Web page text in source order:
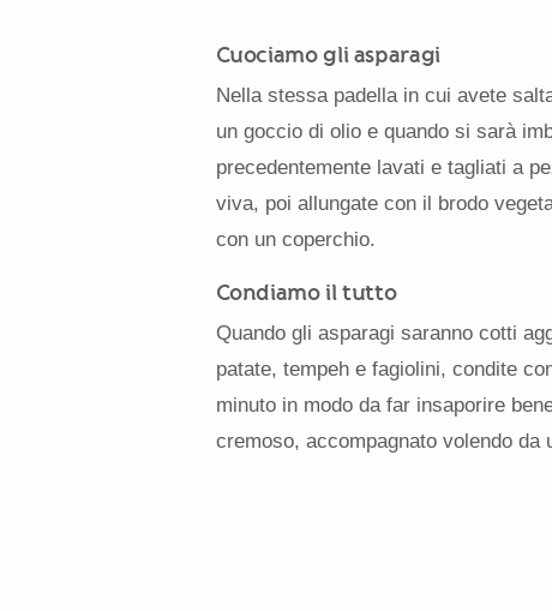
Cuociamo gli asparagi
Nella stessa padella in cui avete
un goccio di olio e quando si sarà
precedentemente lavati e tagliati a
viva, poi allungate con il brodo
con un coperchio.
Condiamo il tutto
Quando gli asparagi saranno cotti
patate, tempeh e fagiolini, condite
minuto in modo da far insaporire
cremoso, accompagnato volendo